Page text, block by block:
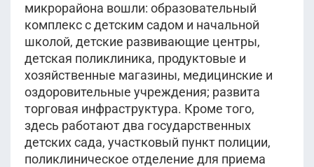
микрорайона вошли: образовательный
комплекс с детским садом и начальной
школой, детские развивающие центры,
детская поликлиника, продуктовые и
хозяйственные магазины, медицинские и
оздоровительные учреждения; развита
торговая инфраструктура. Кроме того,
здесь работают два государственных
детских сада, участковый пункт полиции,
поликлиническое отделение для приема